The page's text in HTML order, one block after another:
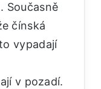
Současně
čínská
vypadají
v pozadí.